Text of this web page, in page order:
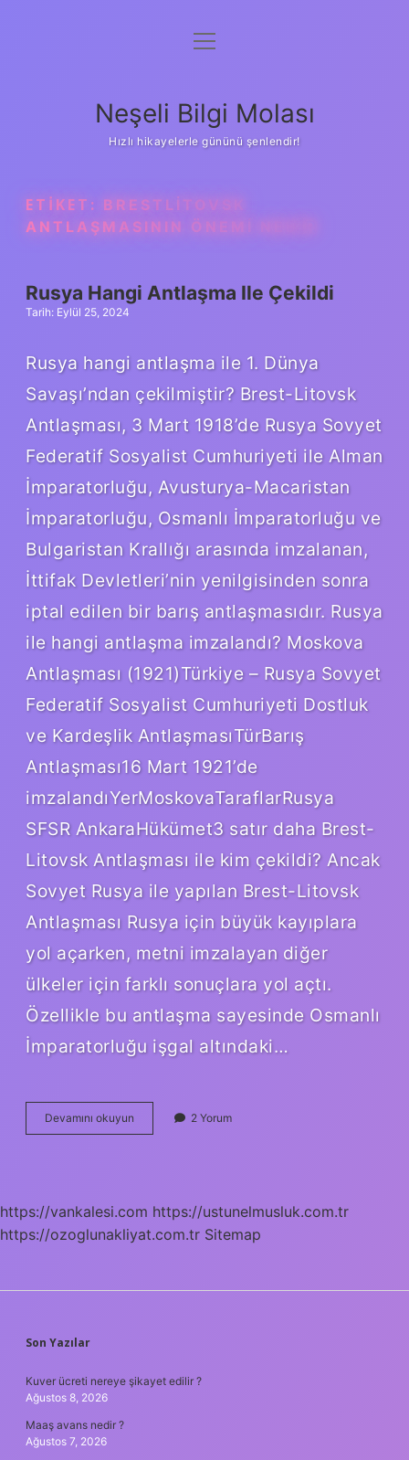
Anasayfa
Yasal Uyarı
menüyü
Neşeli Bilgi Molası
Hızlı hikayelerle gününü şenlendir!
ETIKET: BRESTLITOVSK
ANTLAŞMASININ ÖNEMI NEDIR
Rusya Hangi Antlaşma Ile Çekildi
Tarih: Eylül 25, 2024
Rusya hangi antlaşma ile 1. Dünya
Savaşı’ndan çekilmiştir? Brest-Litovsk
Antlaşması, 3 Mart 1918’de Rusya Sovyet
Federatif Sosyalist Cumhuriyeti ile Alman
İmparatorluğu, Avusturya-Macaristan
İmparatorluğu, Osmanlı İmparatorluğu ve
Bulgaristan Krallığı arasında imzalanan,
İttifak Devletleri’nin yenilgisinden sonra
iptal edilen bir barış antlaşmasıdır. Rusya
ile hangi antlaşma imzalandı? Moskova
Antlaşması (1921)Türkiye – Rusya Sovyet
Federatif Sosyalist Cumhuriyeti Dostluk
ve Kardeşlik AntlaşmasıTürBarış
Antlaşması16 Mart 1921’de
imzalandıYerMoskovaTaraflarRusya
SFSR AnkaraHükümet3 satır daha Brest-
Litovsk Antlaşması ile kim çekildi? Ancak
Sovyet Rusya ile yapılan Brest-Litovsk
Antlaşması Rusya için büyük kayıplara
yol açarken, metni imzalayan diğer
ülkeler için farklı sonuçlara yol açtı.
Özellikle bu antlaşma sayesinde Osmanlı
İmparatorluğu işgal altındaki…
Devamını okuyun
Hangi
2 Yorum
https://vankalesi.com https://ustunelmusluk.com.tr
https://ozoglunakliyat.com.tr Sitemap
SIDEBAR
Son Yazılar
Kuver ücreti nereye şikayet edilir ?
Ağustos 8, 2026
Maaş avans nedir ?
Ağustos 7, 2026